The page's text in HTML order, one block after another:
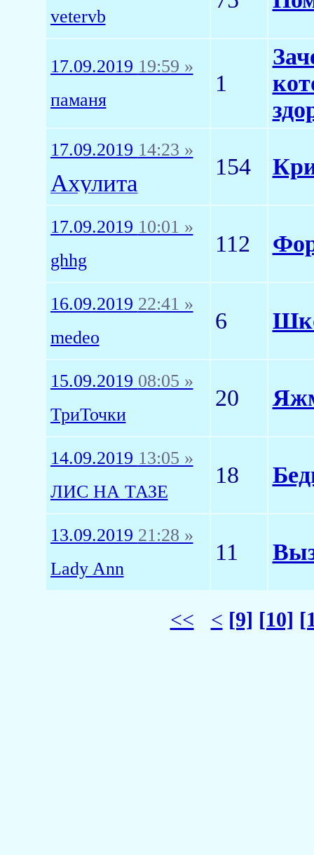
vetervb
17.09.2019 19:59 »
паманя
1
17.09.2019 14:23 »
Ахулита
154
17.09.2019 10:01 »
ghhg
112
16.09.2019 22:41 »
medeo
6
15.09.2019 08:05 »
ТриТочки
20
14.09.2019 13:05 »
ЛИС НА ТАЗЕ
18
13.09.2019 21:28 »
Lady Ann
11
<< < [9] [10]